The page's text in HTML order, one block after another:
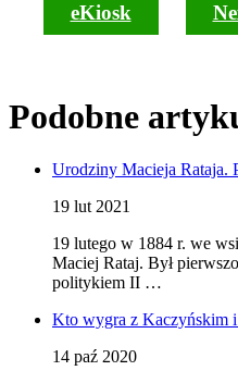
eKiosk
Podobne
Urodziny Macieja Rataja.
19 lut 2021
19 lutego w 1884 r. we
Maciej Rataj. Był
politykiem II …
Kto wygra z Kaczyńskim i
14 paź 2020